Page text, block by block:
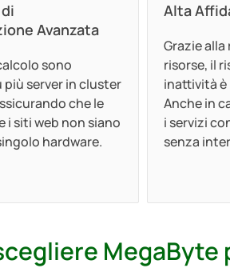
Avanzata
sono
server in cluster
che le
i siti web non siano
hardware.
Alta
Grazie
risorse, il
inattività è
Anche in
i servizi
senza
MegaByte